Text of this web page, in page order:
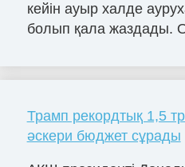
кейін ауыр халде
болып қала жаздады.
Трамп рекордтық 1,5
әскери бюджет сұрады